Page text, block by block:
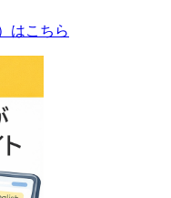
はこちら